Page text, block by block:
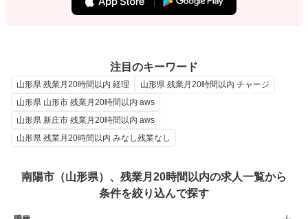
注目のキーワード
山形県 残業月20時間以内 経理
山形県 残業月20時間以内 チャージ
山形県 山形市 残業月20時間以内 aws
山形県 新庄市 残業月20時間以内 aws
山形県 残業月20時間以内 みなし残業なし
南陽市（山形県）、残業月20時間以内の求人一覧から
条件を絞り込んで探す